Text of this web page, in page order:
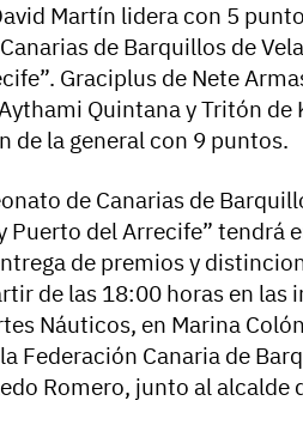
Martín lidera con 5
de Barquillos de
Graciplus de Nete
Quintana y Tritón de
de la general con 9 puntos.
de Canarias de
Puerto del Arrecife” tendrá
de premios y
de las 18:00 horas en las
Náuticos, en Marina
Federación Canaria de
Romero, junto al alcalde